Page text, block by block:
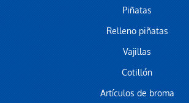
Piñatas
Relleno piñatas
Vajillas
Cotillón
Artículos de broma